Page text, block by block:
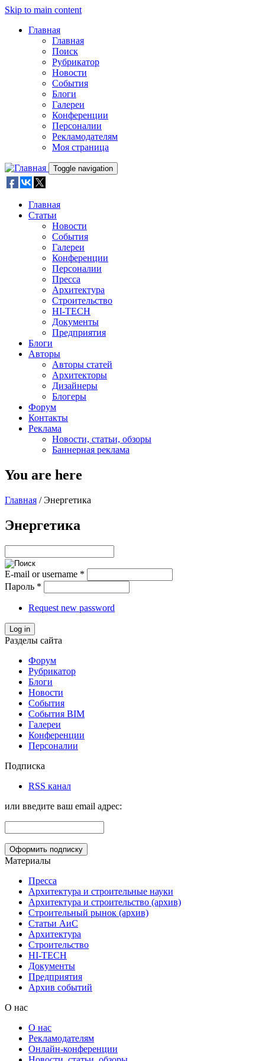
Skip to main content
Главная
Главная
Поиск
Рубрикатор
Новости
События
Блоги
Галереи
Конференции
Персоналии
Рекламодателям
Моя страница
Toggle navigation
Главная
Статьи
Новости
События
Галереи
Конференции
Персоналии
Пресса
Архитектура
Строительство
HI-TECH
Документы
Предприятия
Блоги
Авторы
Авторы статей
Архитекторы
Дизайнеры
Блогеры
Форум
Контакты
Реклама
Новости, статьи, обзоры
Баннерная реклама
You are here
Главная / Энергетика
Энергетика
E-mail or username *
Пароль *
Request new password
Log in
Разделы сайта
Форум
Рубрикатор
Блоги
Новости
События
События BIM
Галереи
Конференции
Персоналии
Подписка
RSS канал
или введите ваш email адрес:
Материалы
Пресса
Архитектура и строительные науки
Архитектура и строительство (архив)
Строительный рынок (архив)
Статьи АиС
Архитектура
Строительство
HI-TECH
Документы
Предприятия
Архив событий
О нас
О нас
Рекламодателям
Онлайн-конференции